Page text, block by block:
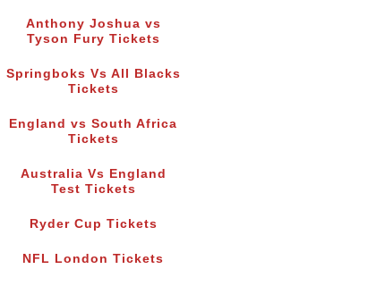
Anthony Joshua vs
Tyson Fury Tickets
Springboks Vs All Blacks
Tickets
England vs South Africa
Tickets
Australia Vs England
Test Tickets
Ryder Cup Tickets
NFL London Tickets